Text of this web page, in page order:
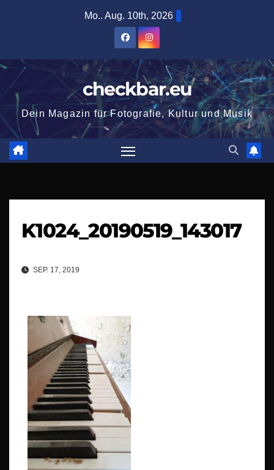
Mo.. Aug. 10th, 2026
checkbar.eu
Dein Magazin für Fotografie, Kultur und Musik
K1024_20190519_143017
SEP. 17, 2019